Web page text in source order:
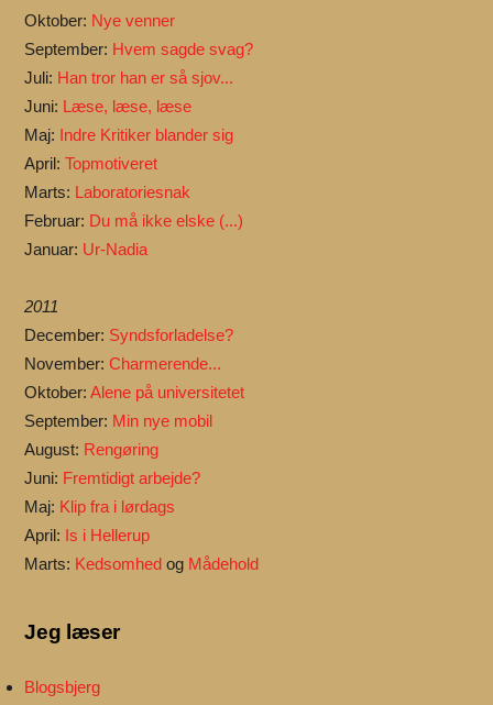
Oktober: Nye venner
September: Hvem sagde svag?
Juli: Han tror han er så sjov...
Juni: Læse, læse, læse
Maj: Indre Kritiker blander sig
April:Topmotiveret
Marts: Laboratoriesnak
Februar: Du må ikke elske (...)
Januar: Ur-Nadia
2011
December: Syndsforladelse?
November:Charmerende...
Oktober:Alene på universitetet
September: Min nye mobil
August: Rengøring
Juni: Fremtidigt arbejde?
Maj: Klip fra i lørdags
April: Is i Hellerup
Marts: Kedsomhed og Mådehold
Jeg læser
Blogsbjerg